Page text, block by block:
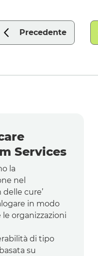
Precedente
Services
la
nel
cure’
in modo
organizzazioni
di tipo
su